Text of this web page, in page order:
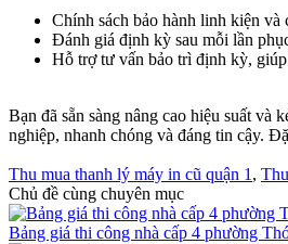
Chính sách bảo hành linh kiện
Đánh giá định kỳ sau mỗi lần
Hỗ trợ tư vấn bảo trì định kỳ,
Bạn đã sẵn sàng nâng cao hiệu suất
nghiệp, nhanh chóng và đáng tin cậy.
Thu mua thanh lý máy in cũ quận 1,
Chủ đề cùng chuyên mục
Bảng giá thi công nhà cấp 4 phường